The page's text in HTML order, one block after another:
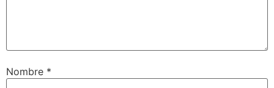
Nombre *